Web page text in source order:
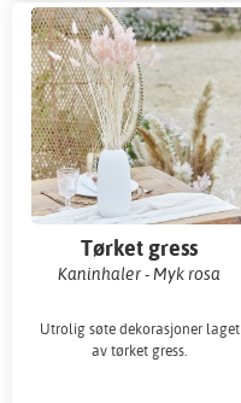
Tørket gress
Kaninhaler - Myk rosa
Utrolig søte dekorasjoner laget
av tørket gress.